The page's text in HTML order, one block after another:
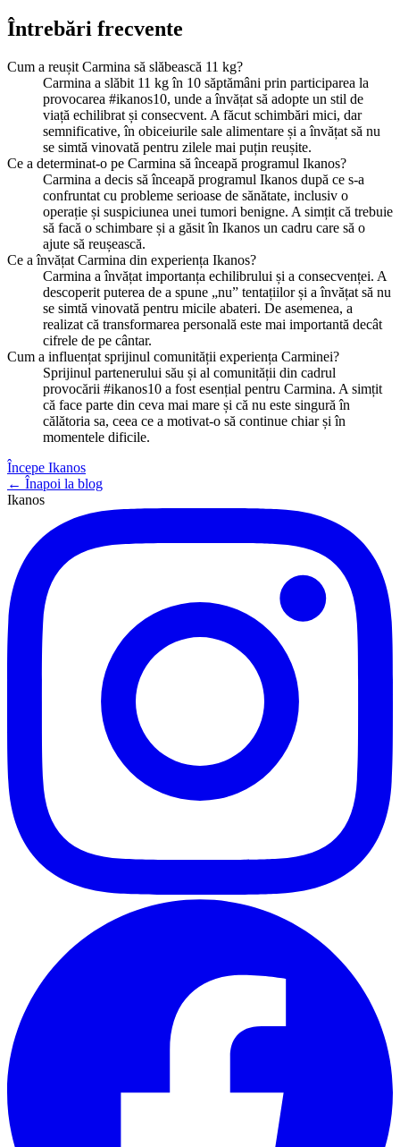
Întrebări frecvente
Cum a reușit Carmina să slăbească 11 kg?
Carmina a slăbit 11 kg în 10 săptămâni prin participarea la
provocarea #ikanos10, unde a învățat să adopte un stil de
viață echilibrat și consecvent. A făcut schimbări mici, dar
semnificative, în obiceiurile sale alimentare și a învățat să nu
se simtă vinovată pentru zilele mai puțin reușite.
Ce a determinat-o pe Carmina să înceapă programul Ikanos?
Carmina a decis să înceapă programul Ikanos după ce s-a
confruntat cu probleme serioase de sănătate, inclusiv o
operație și suspiciunea unei tumori benigne. A simțit că trebuie
să facă o schimbare și a găsit în Ikanos un cadru care să o
ajute să reușească.
Ce a învățat Carmina din experiența Ikanos?
Carmina a învățat importanța echilibrului și a consecvenței. A
descoperit puterea de a spune „nu” tentațiilor și a învățat să nu
se simtă vinovată pentru micile abateri. De asemenea, a
realizat că transformarea personală este mai importantă decât
cifrele de pe cântar.
Cum a influențat sprijinul comunității experiența Carminei?
Sprijinul partenerului său și al comunității din cadrul
provocării #ikanos10 a fost esențial pentru Carmina. A simțit
că face parte din ceva mai mare și că nu este singură în
călătoria sa, ceea ce a motivat-o să continue chiar și în
momentele dificile.
Începe Ikanos
← Înapoi la blog
Ikanos